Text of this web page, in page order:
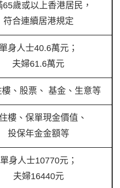
65歲或以上香港居民，
符合連續居港規定
單身人士40.6萬元；
夫婦61.6萬元
樓、股票、 基金、生意等
樓、保單現金價值、
投保年金金額等
單身人士10770元；
夫婦16440元